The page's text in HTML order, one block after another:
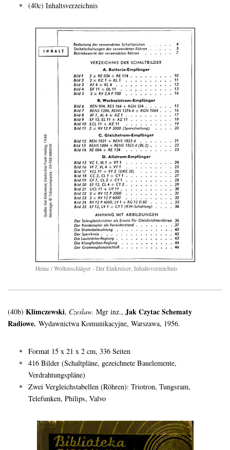
(40c) Inhaltsverzeichnis
Heine / Wollenschläger - Der Einkreiser, Inhaltsverzeichnis
(40b) Klimczewski, Czeslaw Mgr inz., Jak Czytac Schematy
Radiowe. Wydawnictwa Komunikacyjne, Warszawa, 1956.
Format 15 x 21 x 2 cm, 336 Seiten
416 Bilder (Schaltpläne, gezeichnete Bauelemente,
Verdrahtungspläne)
Zwei Vergleichstabellen (Röhren): Triotron, Tungsram,
Telefunken, Philips, Valvo